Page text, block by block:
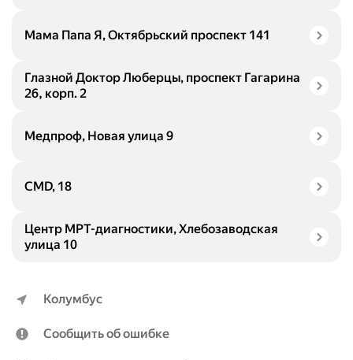
Мама Папа Я, Октябрьский проспект 141
Глазной Доктор Люберцы, проспект Гагарина
26, корп. 2
Медпроф, Новая улица 9
CMD, 18
Центр МРТ-диагностики, Хлебозаводская
улица 10
Колумбус
Сообщить об ошибке